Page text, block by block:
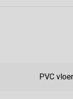
PVC vloer